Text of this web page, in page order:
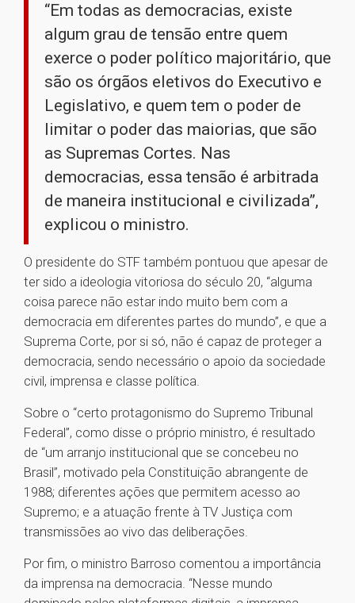
“Em todas as democracias, existe
algum grau de tensão entre quem
exerce o poder político majoritário, que
são os órgãos eletivos do Executivo e
Legislativo, e quem tem o poder de
limitar o poder das maiorias, que são
as Supremas Cortes. Nas
democracias, essa tensão é arbitrada
de maneira institucional e civilizada”,
explicou o ministro.
O presidente do STF também pontuou que apesar de
ter sido a ideologia vitoriosa do século 20, “alguma
coisa parece não estar indo muito bem com a
democracia em diferentes partes do mundo”, e que a
Suprema Corte, por si só, não é capaz de proteger a
democracia, sendo necessário o apoio da sociedade
civil, imprensa e classe política.
Sobre o “certo protagonismo do Supremo Tribunal
Federal”, como disse o próprio ministro, é resultado
de “um arranjo institucional que se concebeu no
Brasil”, motivado pela Constituição abrangente de
1988; diferentes ações que permitem acesso ao
Supremo; e a atuação frente à TV Justiça com
transmissões ao vivo das deliberações.
Por fim, o ministro Barroso comentou a importância
da imprensa na democracia. “Nesse mundo